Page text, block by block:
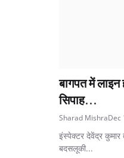
बागपत में
सिपाह...
Sharad MishraDec
इंस्पेक्टर देवेंद्र कुमार
बदसलूकी...